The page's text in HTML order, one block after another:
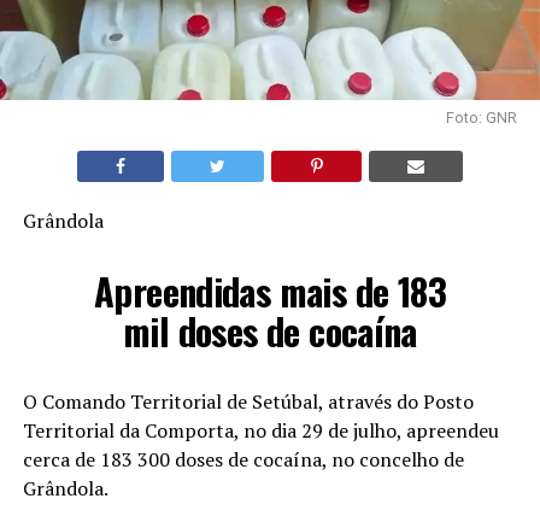
Foto: GNR
Grândola
Apreendidas mais de 183
mil doses de cocaína
O Comando Territorial de Setúbal, através do Posto
Territorial da Comporta, no dia 29 de julho, apreendeu
cerca de 183 300 doses de cocaína, no concelho de
Grândola.